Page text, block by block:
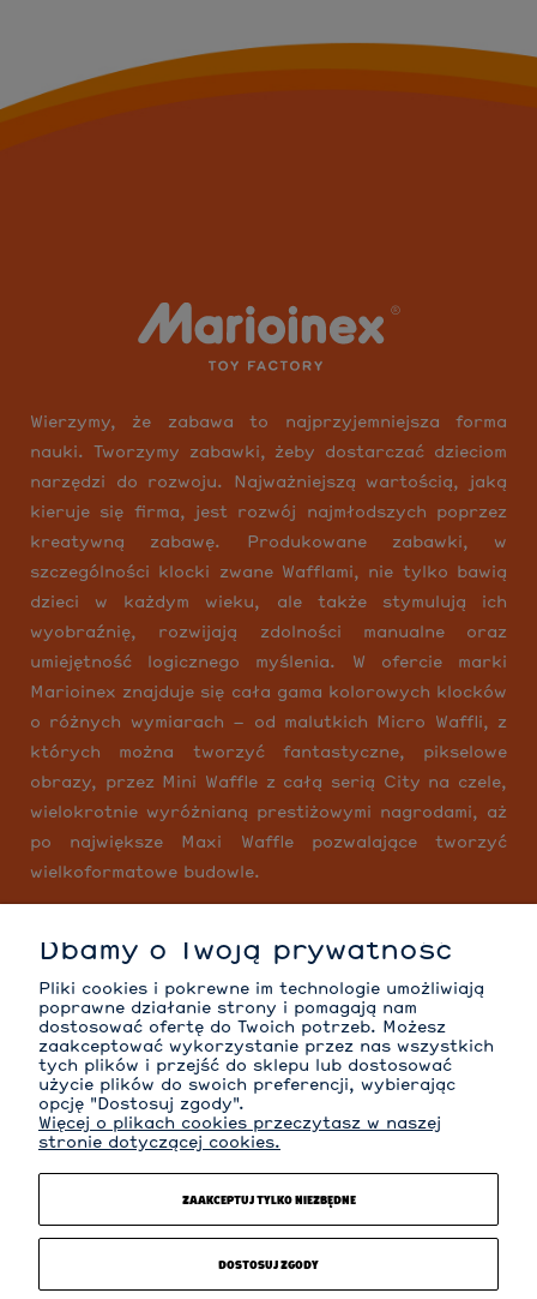
Wierzymy, że zabawa to najprzyjemniejsza forma
nauki. Tworzymy zabawki, żeby dostarczać dzieciom
narzędzi do rozwoju. Najważniejszą wartością, jaką
kieruje się firma, jest rozwój najmłodszych poprzez
kreatywną zabawę. Produkowane zabawki, w
szczególności klocki zwane Wafflami, nie tylko bawią
dzieci w każdym wieku, ale także stymulują ich
wyobraźnię, rozwijają zdolności manualne oraz
umiejętność logicznego myślenia. W ofercie marki
Marioinex znajduje się cała gama kolorowych klocków
o różnych wymiarach – od malutkich Micro Waffli, z
których można tworzyć fantastyczne, pikselowe
obrazy, przez Mini Waffle z całą serią City na czele,
wielokrotnie wyróżnianą prestiżowymi nagrodami, aż
po największe Maxi Waffle pozwalające tworzyć
wielkoformatowe budowle.
MOJE KONTO
INFORMACJE
Dbamy o Twoją prywatność
Pliki cookies i pokrewne im technologie umożliwiają
poprawne działanie strony i pomagają nam
dostosować ofertę do Twoich potrzeb. Możesz
zaakceptować wykorzystanie przez nas wszystkich
tych plików i przejść do sklepu lub dostosować
użycie plików do swoich preferencji, wybierając
opcję "Dostosuj zgody".
Więcej o plikach cookies przeczytasz w naszej
stronie dotyczącej cookies.
ZAAKCEPTUJ TYLKO NIEZBĘDNE
DOSTOSUJ ZGODY